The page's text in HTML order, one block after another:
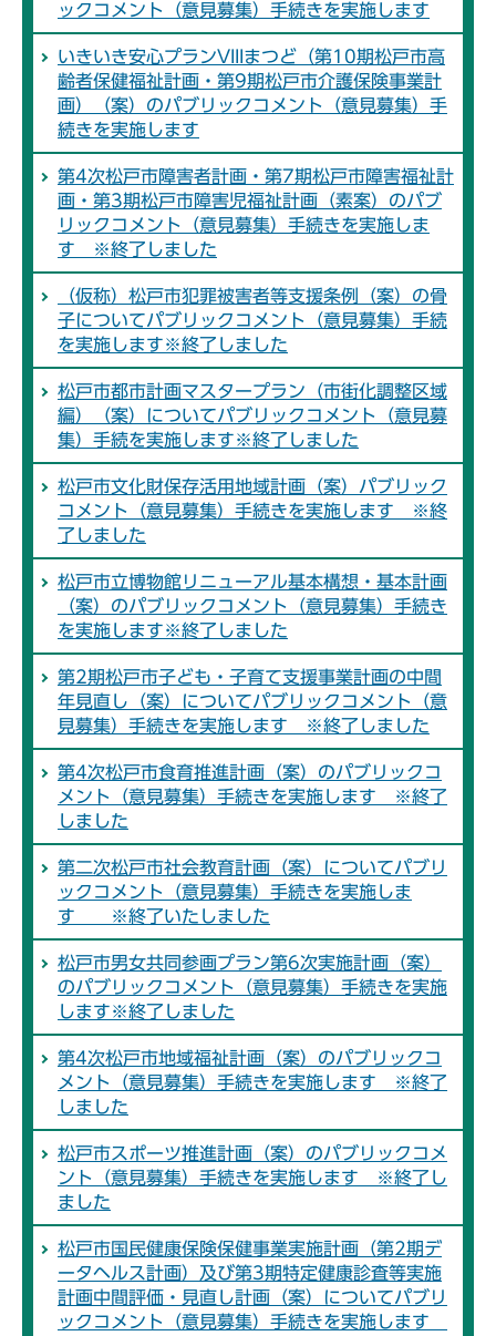
ックコメント（意見募集）手続きを実施します
いきいき安心プランVIIIまつど（第10期松戸市高
齢者保健福祉計画・第9期松戸市介護保険事業計
画）（案）のパブリックコメント（意見募集）手
続きを実施します
第4次松戸市障害者計画・第7期松戸市障害福祉計
画・第3期松戸市障害児福祉計画（素案）のパブ
リックコメント（意見募集）手続きを実施しま
す ※終了しました
（仮称）松戸市犯罪被害者等支援条例（案）の骨
子についてパブリックコメント（意見募集）手続
を実施します※終了しました
松戸市都市計画マスタープラン（市街化調整区域
編）（案）についてパブリックコメント（意見募
集）手続を実施します※終了しました
松戸市文化財保存活用地域計画（案）パブリック
コメント（意見募集）手続きを実施します ※終
了しました
松戸市立博物館リニューアル基本構想・基本計画
（案）のパブリックコメント（意見募集）手続き
を実施します※終了しました
第2期松戸市子ども・子育て支援事業計画の中間
年見直し（案）についてパブリックコメント（意
見募集）手続きを実施します ※終了しました
第4次松戸市食育推進計画（案）のパブリックコ
メント（意見募集）手続きを実施します ※終了
しました
第二次松戸市社会教育計画（案）についてパブリ
ックコメント（意見募集）手続きを実施しま
す ※終了いたしました
松戸市男女共同参画プラン第6次実施計画（案）
のパブリックコメント（意見募集）手続きを実施
します※終了しました
第4次松戸市地域福祉計画（案）のパブリックコ
メント（意見募集）手続きを実施します ※終了
しました
松戸市スポーツ推進計画（案）のパブリックコメ
ント（意見募集）手続きを実施します ※終了し
ました
松戸市国民健康保険保健事業実施計画（第2期デ
ータヘルス計画）及び第3期特定健康診査等実施
計画中間評価・見直し計画（案）についてパブリ
ックコメント（意見募集）手続きを実施します